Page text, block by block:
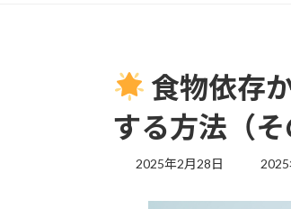
食物依存
する方法（そ
2025年2月28日
最
更